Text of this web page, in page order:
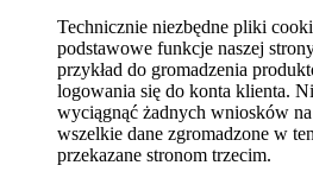
Technicznie niezbędne pliki
podstawowe funkcje naszej
przykład do gromadzenia
logowania się do konta klienta.
wyciągnąć żadnych wniosków
wszelkie dane zgromadzone w
przekazane stronom trzecim.